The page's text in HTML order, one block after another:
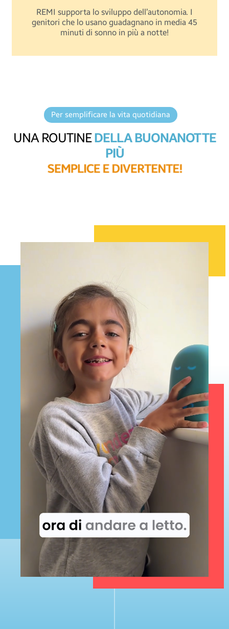
REMI supporta lo sviluppo dell’autonomia. I
genitori che lo usano guadagnano in media 45
minuti di sonno in più a notte!
Per semplificare la vita quotidiana
UNA ROUTINEDELLA BUONANOTTE
PIÙ
SEMPLICE E DIVERTENTE